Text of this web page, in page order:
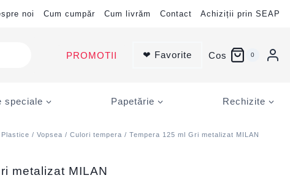
noi Cum cumpăr Cum livrăm Contact Achiziții prin SEAP
PROMOTII ❤ Favorite Cos 0
speciale Papetărie Rechizite
/Vopsea /Culori tempera / Tempera 125 ml Gri metalizat MILAN
metalizat MILAN